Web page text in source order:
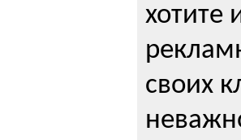
хотите
своих